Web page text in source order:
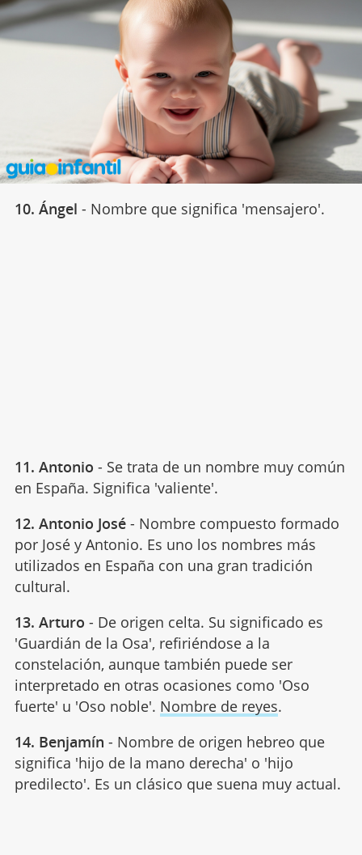
10. Ángel - Nombre que significa 'mensajero'.
11. Antonio - Se trata de un nombre muy común
en España. Significa 'valiente'.
12. Antonio José- Nombre compuesto formado
por José y Antonio. Es uno los nombres más
utilizados en España con una gran tradición
cultural.
13. Arturo - De origen celta. Su significado es
'Guardián de la Osa', refiriéndose a la
constelación, aunque también puede ser
interpretado en otras ocasiones como 'Oso
fuerte' u 'Oso noble'. Nombre de reyes.
14. Benjamín - Nombre de origen hebreo que
significa 'hijo de la mano derecha' o 'hijo
predilecto'. Es un clásico que suena muy actual.